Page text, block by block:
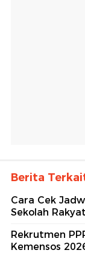
Berita
Cara Cek
Sekolah
Rekrutmen
Kemensos